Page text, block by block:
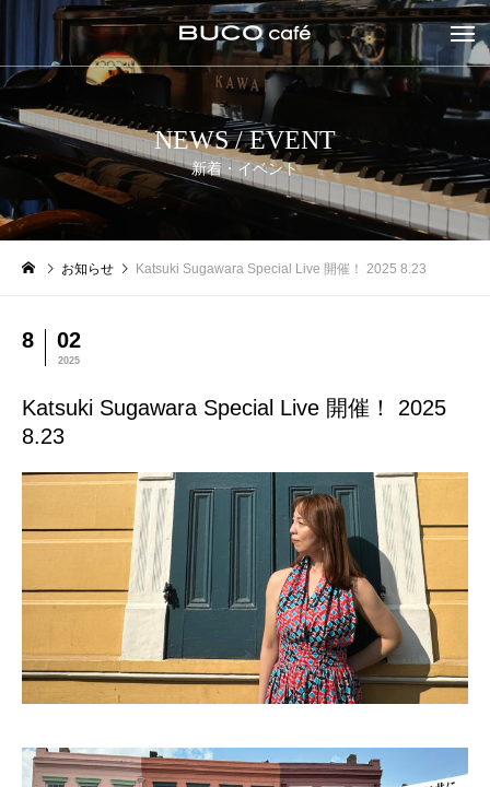
NEWS / EVENT
新着・イベント
お知らせ Katsuki Sugawara Special Live 開催！ 2025 8.23
8 02
2025
Katsuki Sugawara Special Live 開催！ 2025
8.23